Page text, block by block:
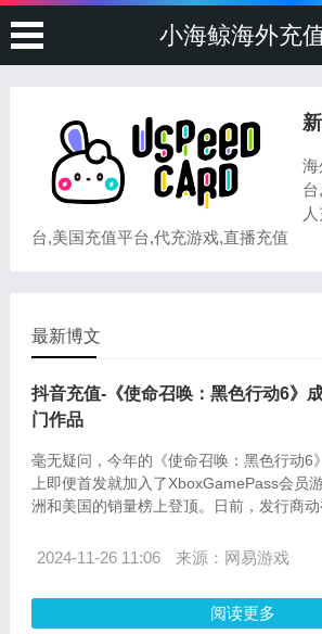
小海鲸海外充
海
台,美国充值平台,代充游戏,直播充值
最新博文
抖音充值-《使命召唤：黑色行动6》
门作品
毫无疑问，今年的《使命召唤：黑色行动6
上即便首发就加入了XboxGamePass会员
洲和美国的销量榜上登顶。日前，发行商动
2024-11-26 11:06 来源：网易游戏
阅读更多